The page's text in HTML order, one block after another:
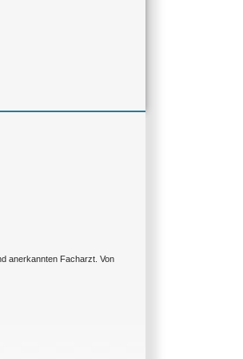
anerkannten Facharzt. Von